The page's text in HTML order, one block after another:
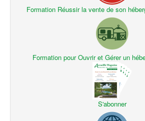
Formation Réussir la vente de son
Formation pour Ouvrir et Gérer un
S'abonner